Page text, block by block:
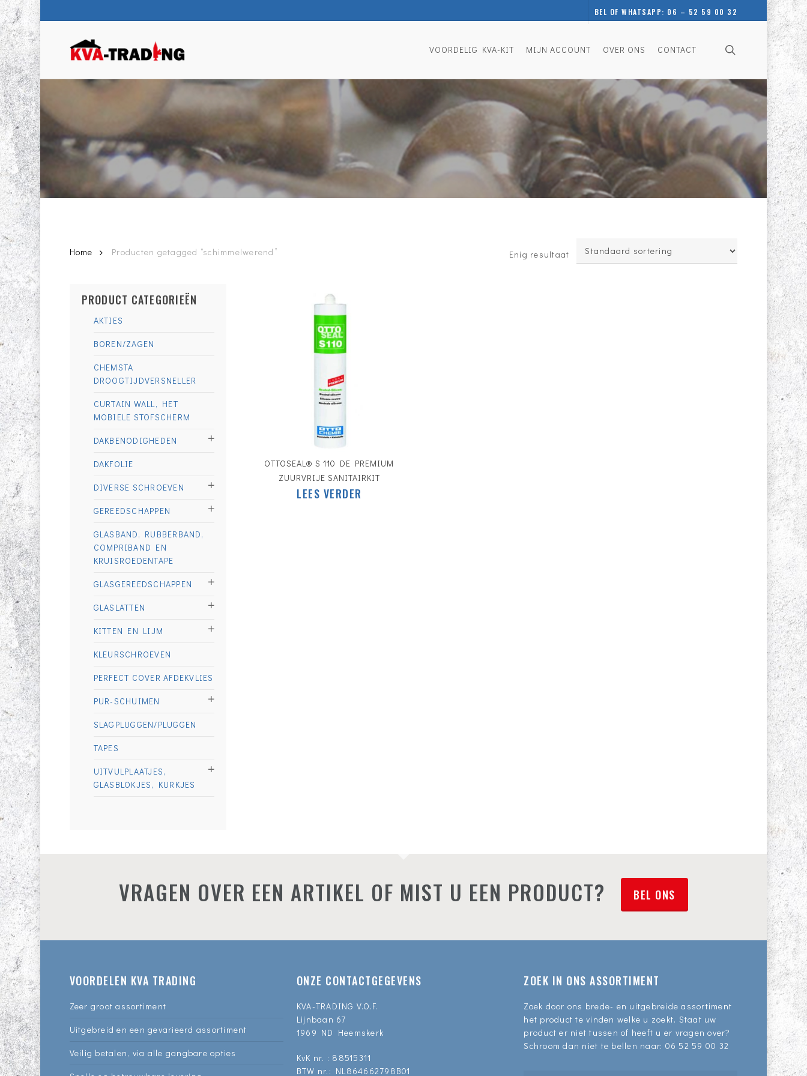
Skip
to
main
content
BEL OF WHATSAPP: 06 – 52 59 00 32
VOORDELIG KVA-KIT MIJN ACCOUNT OVER ONS CONTACT search
Enig resultaat
Home Producten getagged “schimmelwerend”
PRODUCT CATEGORIEËN
AKTIES
BOREN/ZAGEN
CHEMSTA
DROOGTIJDVERSNELLER
CURTAIN WALL, HET
MOBIELE STOFSCHERM
DAKBENODIGHEDEN
DAKFOLIE
DIVERSE SCHROEVEN
GEREEDSCHAPPEN
GLASBAND, RUBBERBAND,
COMPRIBAND EN
KRUISROEDENTAPE
GLASGEREEDSCHAPPEN
GLASLATTEN
KITTEN EN LIJM
KLEURSCHROEVEN
PERFECT COVER AFDEKVLIES
PUR-SCHUIMEN
SLAGPLUGGEN/PLUGGEN
TAPES
UITVULPLAATJES,
GLASBLOKJES, KURKJES
OTTOSEAL® S 110 DE PREMIUM
ZUURVRIJE SANITAIRKIT
LEES VERDER
VRAGEN OVER EEN ARTIKEL OF MIST U EEN PRODUCT? BEL ONS
VOORDELEN KVA TRADING
Zeer groot assortiment
Uitgebreid en een gevarieerd assortiment
Veilig betalen, via alle gangbare opties
ONZE CONTACTGEGEVENS
KVA-TRADING V.O.F.
Lijnbaan 67
1969 ND Heemskerk
KvK nr. : 88515311
BTW nr.: NL864662798B01
ZOEK IN ONS ASSORTIMENT
Zoek door ons brede- en uitgebreide assortiment
het product te vinden welke u zoekt. Staat uw
product er niet tussen of heeft u er vragen over?
Schroom dan niet te bellen naar: 06 52 59 00 32